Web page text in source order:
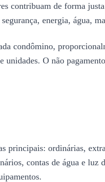
contribuam de forma
energia, água,
condômino,
O não
principais: ordinárias,
contas de água e luz